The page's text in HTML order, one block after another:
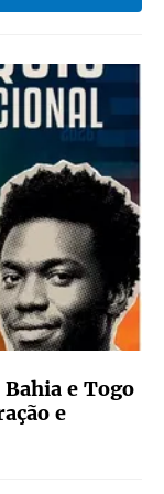
e Togo
e